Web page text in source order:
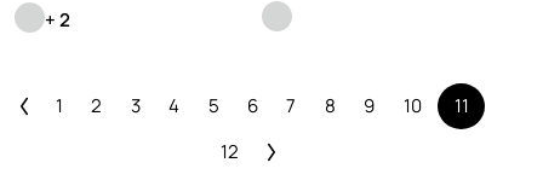
+ 2
1 2 3 4 5 6 7 8 9 10
11
12